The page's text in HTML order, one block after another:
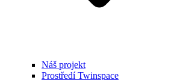
Náš projekt
Prostředí Twinspace